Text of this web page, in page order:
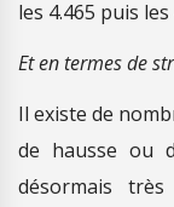
les 4.465 puis
Et en termes de
Il existe de
de hausse ou
désormais